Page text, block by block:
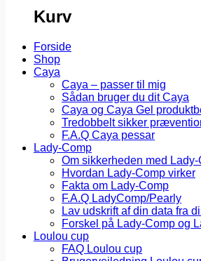
Kurv
Forside
Shop
Caya
Caya – passer til mig
Sådan bruger du dit Caya
Caya og Caya Gel
Tredobbelt sikker
F.A.Q Caya pessar
Lady-Comp
Om sikkerheden med
Hvordan Lady-Comp virker
Fakta om Lady-Comp
F.A.Q LadyComp/Pearly
Lav udskrift af din data fra
Forskel på Lady-Comp og
Loulou cup
FAQ Loulou cup